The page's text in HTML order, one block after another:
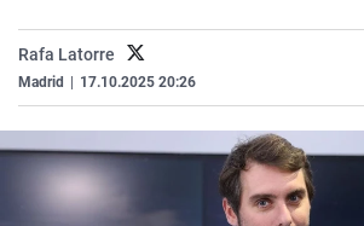
Rafa Latorre
Madrid 17.10.2025 20:26